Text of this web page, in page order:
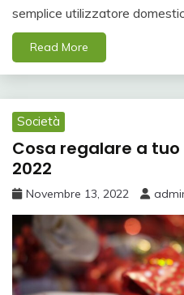
semplice utilizzatore
Read More
Società
Cosa regalare a
2022
Novembre 13, 2022